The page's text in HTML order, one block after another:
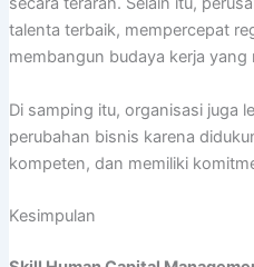
talenta terbaik, mempercepat
membangun budaya kerja
Di samping itu, organisasi juga
perubahan bisnis karena
kompeten, dan memiliki
Kesimpulan